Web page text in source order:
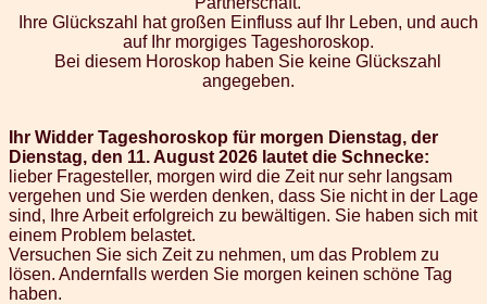
Ihre Glückszahl hat großen Einfluss auf Ihr Leben, und auch
auf Ihr morgiges Tageshoroskop.
Bei diesem Horoskop haben Sie keine Glückszahl
angegeben.
Ihr Widder Tageshoroskop für morgen Dienstag, der
Dienstag, den 11. August 2026 lautet die Schnecke:
lieber Fragesteller, morgen wird die Zeit nur sehr langsam
vergehen und Sie werden denken, dass Sie nicht in der Lage
sind, Ihre Arbeit erfolgreich zu bewältigen. Sie haben sich mit
einem Problem belastet.
Versuchen Sie sich Zeit zu nehmen, um das Problem zu
lösen. Andernfalls werden Sie morgen keinen schöne Tag
haben.